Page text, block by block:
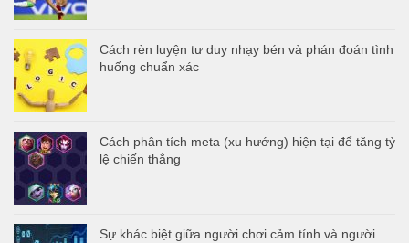
Cách rèn luyện tư duy nhạy bén và phán đoán tình
huống chuẩn xác
Cách phân tích meta (xu hướng) hiện tại để tăng tỷ
lệ chiến thắng
Sự khác biệt giữa người chơi cảm tính và người